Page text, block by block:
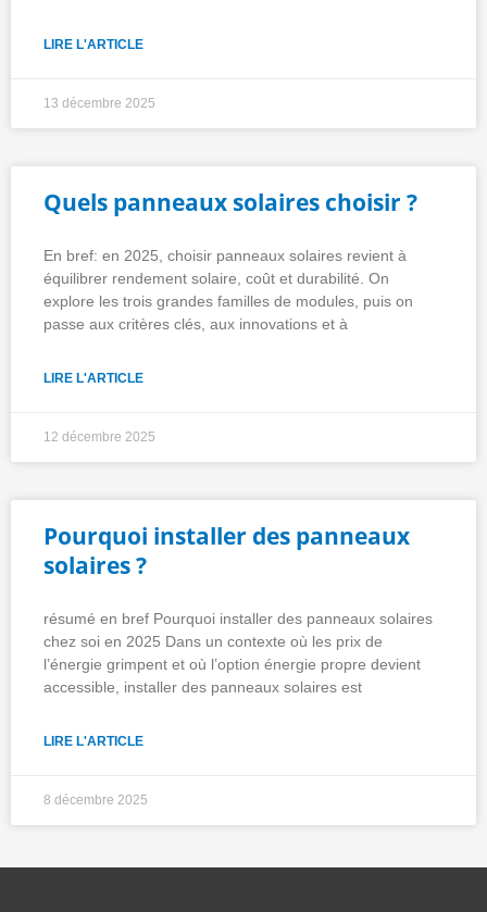
LIRE L'ARTICLE
13 décembre 2025
Quels panneaux solaires choisir ?
En bref: en 2025, choisir panneaux solaires revient à
équilibrer rendement solaire, coût et durabilité. On
explore les trois grandes familles de modules, puis on
passe aux critères clés, aux innovations et à
LIRE L'ARTICLE
12 décembre 2025
Pourquoi installer des panneaux
solaires ?
résumé en bref Pourquoi installer des panneaux solaires
chez soi en 2025 Dans un contexte où les prix de
l’énergie grimpent et où l’option énergie propre devient
accessible, installer des panneaux solaires est
LIRE L'ARTICLE
8 décembre 2025